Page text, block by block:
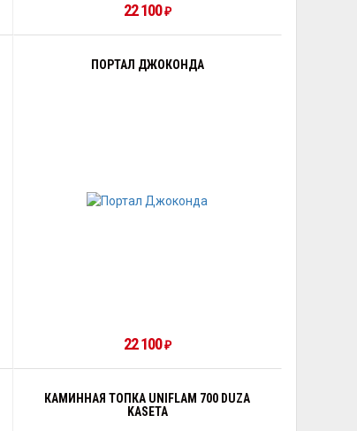
22 100₽
ПОРТАЛ ДЖОКОНДА
22 100₽
КАМИННАЯ ТОПКА UNIFLAM 700 DUZA
KASETA